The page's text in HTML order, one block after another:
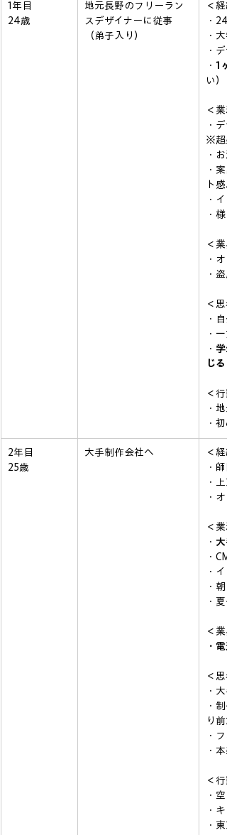
1年目
24歳
地元長野のフリーラン
スデザイナーに従事
（弟子入り）
＜経
・
・
・
・ 1
い）
＜
・
※超
・
・
ト
・
・
＜業
・
・
＜思
・
・
・
じる
＜行
・
・
2年目
25歳
大手制作会社へ
＜経
・
・
・
＜
・
・
・
・
・
＜業
・
＜思
・
・
り
・
・
＜行
・
・
・